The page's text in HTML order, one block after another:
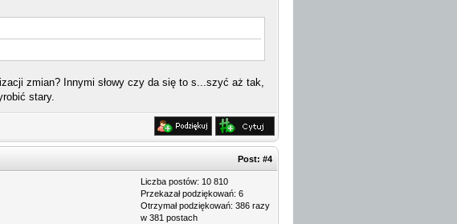
zmian? Innymi słowy czy da się to s...szyć aż tak,
stary.
Post: #4
Liczba postów: 10 810
Przekazał podziękowań: 6
Otrzymał podziękowań: 386 razy
w 381 postach